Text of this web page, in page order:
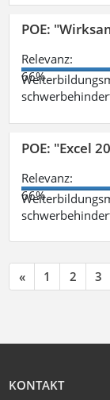
POE:
Relevanz:
66%
POE: "Excel
Relevanz:
66%
« 1 2 3
KONTAKT